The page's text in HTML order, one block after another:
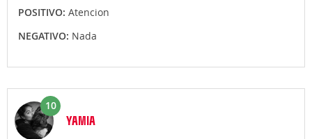
POSITIVO: Atencion
NEGATIVO: Nada
10
YAMIA